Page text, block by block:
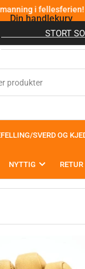
i fellesferien!
STORT
SVERD OG
NYTTIG RETUR
Din handlekurv